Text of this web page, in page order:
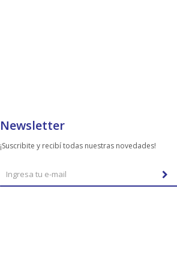
Newsletter
¡Suscribite y recibí todas nuestras novedades!